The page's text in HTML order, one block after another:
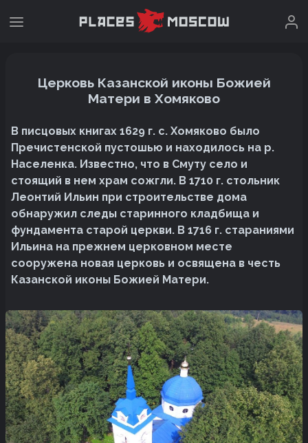
Церковь Казанской иконы Божией
Матери в Хомяково
В писцовых книгах 1629 г. с. Хомяково было
Пречистенской пустошью и находилось на р.
Населенка. Известно, что в Смуту село и
стоящий в нем храм сожгли. В 1710 г. стольник
Леонтий Ильин при строительстве дома
обнаружил следы старинного кладбища и
фундамента старой церкви. В 1716 г. стараниями
Ильина на прежнем церковном месте
сооружена новая церковь и освящена в честь
Казанской иконы Божией Матери.